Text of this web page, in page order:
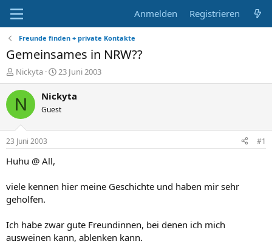
Anmelden Registrieren
Freunde finden + private Kontakte
Gemeinsames in NRW??
E
r
s
t
e
r
Nickyta
E
r
s
e
t
23 Juni 2003
N Nickyta
Guest
23 Juni 2003 #1
Huhu @ All,
viele kennen hier meine Geschichte und haben mir sehr
geholfen.
Ich habe zwar gute Freundinnen, bei denen ich mich
ausweinen kann, ablenken kann.